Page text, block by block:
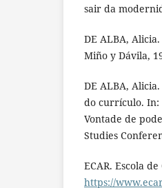
sair da
DE ALBA,
Miño y Dávila,
DE ALBA,
do currículo. In:
Vontade de
Studies
ECAR. Escola
https://